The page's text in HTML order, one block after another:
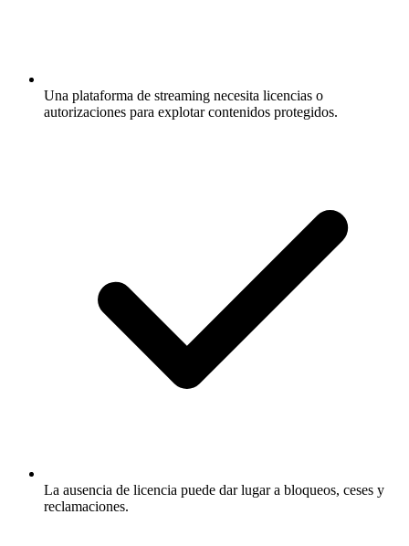
Una plataforma de streaming necesita licencias o
autorizaciones para explotar contenidos protegidos.
La ausencia de licencia puede dar lugar a bloqueos, ceses y
reclamaciones.